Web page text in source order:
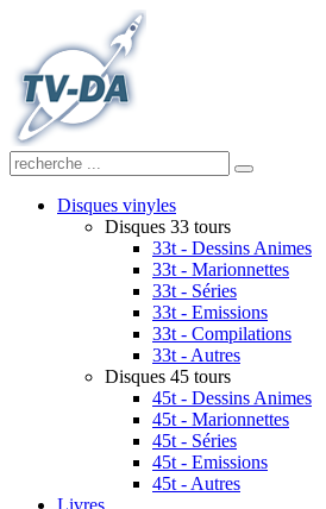
Disques vinyles
Disques 33 tours
33t - Dessins Animes
33t - Marionnettes
33t - Séries
33t - Emissions
33t - Compilations
33t - Autres
Disques 45 tours
45t - Dessins Animes
45t - Marionnettes
45t - Séries
45t - Emissions
45t - Autres
Livres